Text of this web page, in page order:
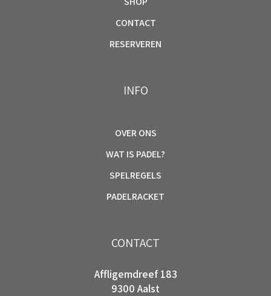
CONTACT
RESERVEREN
INFO
OVER ONS
WAT IS PADEL?
SPELREGELS
PADELRACKET
CONTACT
Affligemdreef 183
9300 Aalst